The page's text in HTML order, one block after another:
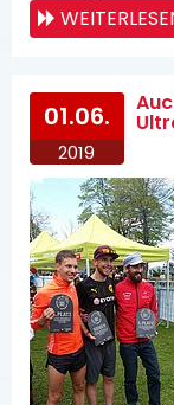
01.06.
2019